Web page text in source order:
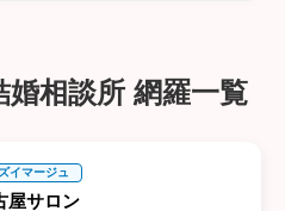
相談所 網羅一覧
イマージュ
屋サロン